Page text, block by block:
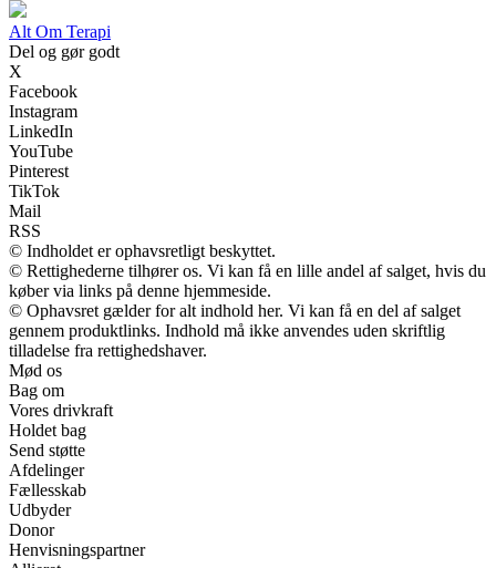
Alt Om Terapi
Del og gør godt
X
Facebook
Instagram
LinkedIn
YouTube
Pinterest
TikTok
Mail
RSS
© Indholdet er ophavsretligt beskyttet.
© Rettighederne tilhører os. Vi kan få en lille andel af salget, hvis du
køber via links på denne hjemmeside.
© Ophavsret gælder for alt indhold her. Vi kan få en del af salget
gennem produktlinks. Indhold må ikke anvendes uden skriftlig
tilladelse fra rettighedshaver.
Mød os
Bag om
Vores drivkraft
Holdet bag
Send støtte
Afdelinger
Fællesskab
Udbyder
Donor
Henvisningspartner